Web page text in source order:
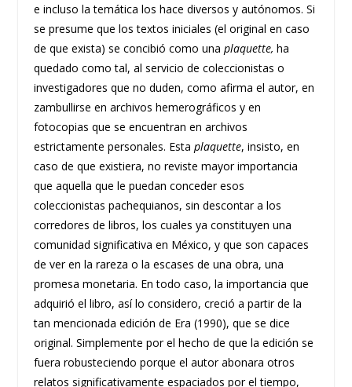
e incluso la temática los hace diversos y autónomos. Si
se presume que los textos iniciales (el original en caso
de que exista) se concibió como una plaquette, ha
quedado como tal, al servicio de coleccionistas o
investigadores que no duden, como afirma el autor, en
zambullirse en archivos hemerográficos y en
fotocopias que se encuentran en archivos
estrictamente personales. Esta plaquette, insisto, en
caso de que existiera, no reviste mayor importancia
que aquella que le puedan conceder esos
coleccionistas pachequianos, sin descontar a los
corredores de libros, los cuales ya constituyen una
comunidad significativa en México, y que son capaces
de ver en la rareza o la escases de una obra, una
promesa monetaria. En todo caso, la importancia que
adquirió el libro, así lo considero, creció a partir de la
tan mencionada edición de Era (1990), que se dice
original. Simplemente por el hecho de que la edición se
fuera robusteciendo porque el autor abonara otros
relatos significativamente espaciados por el tiempo,